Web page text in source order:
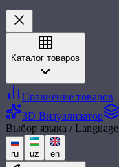
Каталог товаров
Сравнение товаров
3D Визуализатор
Выбор языка / Language
ru uz en